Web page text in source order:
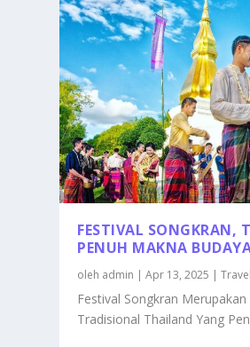
FESTIVAL SONGKRAN,
PENUH MAKNA
oleh admin |Apr 13, 2025 |Travel
Festival Songkran
Tradisional Thailand Yang